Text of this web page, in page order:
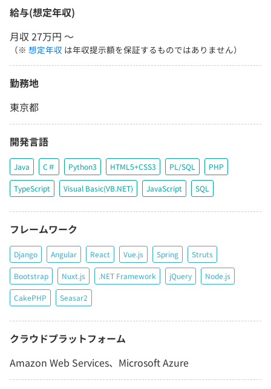
給与(想定年収)
月収 27万円 〜
（※ 想定年収 は年収提示額を保証するものではありません）
勤務地
東京都
開発言語
Java C＃ Python3 HTML5+CSS3 PL/SQL PHP
TypeScript Visual Basic(VB.NET) JavaScript SQL
フレームワーク
Django Angular React Vue.js Spring Struts
Bootstrap Nuxt.js .NET Framework jQuery Node.js
CakePHP Seasar2
クラウドプラットフォーム
Amazon Web Services、Microsoft Azure